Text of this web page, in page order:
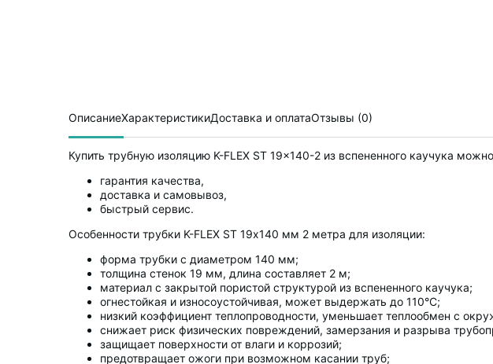
ОписаниеХарактеристикиДоставка и оплатаОтзывы (0)
Купить трубную изоляцию K-FLEX ST 19x140-2 из вспененного каучука
гарантия качества,
доставка и самовывоз,
быстрый сервис.
Особенности трубки K-FLEX ST 19х140 мм 2 метра для изоляции:
форма трубки с диаметром 140 мм;
толщина стенок 19 мм, длина составляет 2 м;
материал с закрытой пористой структурой из вспененного каучука;
огнестойкая и износоустойчивая, может выдержать до 110°C;
низкий коэффициент теплопроводности, уменьшает теплообмен с
снижает риск физических повреждений, замерзания и разрыва
защищает поверхности от влаги и коррозий;
предотвращает ожоги при возможном касании труб;